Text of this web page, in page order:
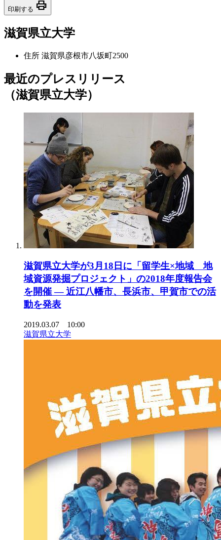
印刷する print
滋賀県立大学
住所 滋賀県彦根市八坂町2500
最近のプレスリリース
（滋賀県立大学）
滋賀県立大学が3月18日に「留学生×地域 地
域資源発掘プロジェクト」の2018年度報告会
を開催 — 近江八幡市、長浜市、甲賀市での活
動を発表
2019.03.07 10:00
滋賀県立大学